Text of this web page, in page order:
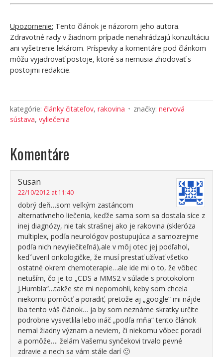
Upozornenie: Tento článok je názorom jeho autora.
Zdravotné rady v žiadnom prípade nenahrádzajú konzultáciu
ani vyšetrenie lekárom. Príspevky a komentáre pod článkom
môžu vyjadrovať postoje, ktoré sa nemusia zhodovať s
postojmi redakcie.
kategórie: články čitateľov, rakovina značky: nervová
sústava, vyliečenia
Komentáre
Susan
22/10/2012 at 11:40
dobrý deň…som veľkým zastáncom
alternatívneho liečenia, keďže sama som sa dostala síce z
inej diagnózy, nie tak strašnej ako je rakovina (skleróza
multiplex, podľa neurológov postupujúca a samozrejme
podľa nich nevyliečiteľná),ale v môj otec jej podľahol,
kedˇuveril onkologičke, že musí prestať užívať všetko
ostatné okrem chemoterapie…ale ide mi o to, že vôbec
netuším, čo je to „CDS a MMS2 v súlade s protokolom
J.Humbla“…takže ste mi nepomohli, keby som chcela
niekomu pomôcť a poradiť, pretože aj „google“ mi nájde
iba tento váš článok… ja by som neznáme skratky určite
podrobne vysvetlila lebo ináč „podľa mňa“ tento článok
nemal žiadny význam a neviem, či niekomu vôbec poradí
a pomôže…. želám Vašemu synčekovi trvalo pevné
zdravie a nech sa vám stále darí 🙂